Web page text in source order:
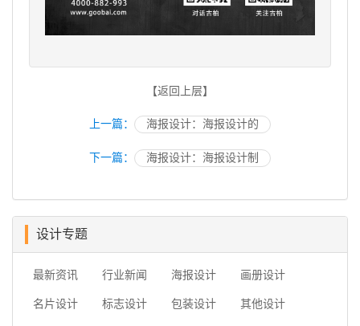
【返回上层】
上一篇： 海报设计：海报设计的
下一篇： 海报设计：海报设计制
设计专题
最新资讯 行业新闻 海报设计 画册设计
名片设计 标志设计 包装设计 其他设计